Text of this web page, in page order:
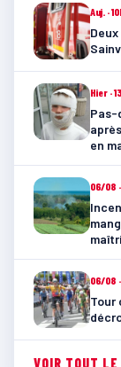
Auj. ·
Hier ·
Pas-
en
06/08
06/08
Tour
VOIR TOUT